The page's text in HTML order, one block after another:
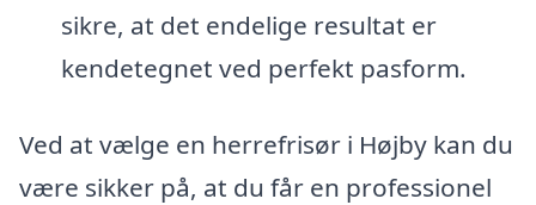
sikre, at det endelige resultat er
kendetegnet ved perfekt pasform.
Ved at vælge en herrefrisør i Højby kan du
være sikker på, at du får en professionel